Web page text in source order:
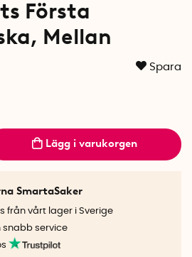
Första
Mellan
Spara
Lägg i varukorgen
SmartaSaker
från vårt lager i Sverige
snabb service